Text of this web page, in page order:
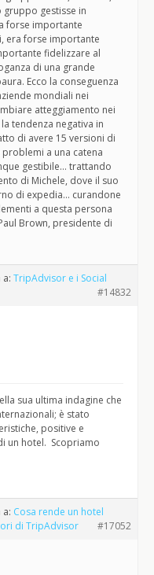
gestisse in
forse importante
era forse importante
fidelizzare al
di una grande
Ecco la conseguenza
mondiali nei
atteggiamento nei
tendenza negativa in
di avere 15 versioni di
a una catena
gestibile… trattando
di Michele, dove il suo
di expedia… curandone
a questa persona
Brown, presidente di
TripAdvisor e i Social
#14832
sua ultima indagine che
è stato
positive e
un hotel. Scopriamo
Cosa rende un hotel
di TripAdvisor
#17052